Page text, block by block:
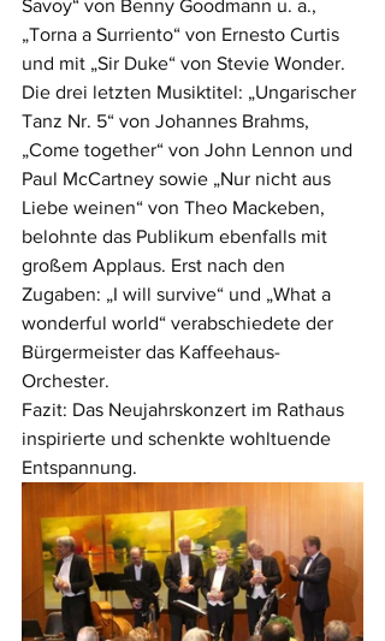
Savoy“ von Benny Goodmann u. a.,
„Torna a Surriento“ von Ernesto Curtis
und mit „Sir Duke“ von Stevie Wonder.
Die drei letzten Musiktitel: „Ungarischer
Tanz Nr. 5“ von Johannes Brahms,
„Come together“ von John Lennon und
Paul McCartney sowie „Nur nicht aus
Liebe weinen“ von Theo Mackeben,
belohnte das Publikum ebenfalls mit
großem Applaus. Erst nach den
Zugaben: „I will survive“ und „What a
wonderful world“ verabschiedete der
Bürgermeister das Kaffeehaus-
Orchester.
Fazit: Das Neujahrskonzert im Rathaus
inspirierte und schenkte wohltuende
Entspannung.